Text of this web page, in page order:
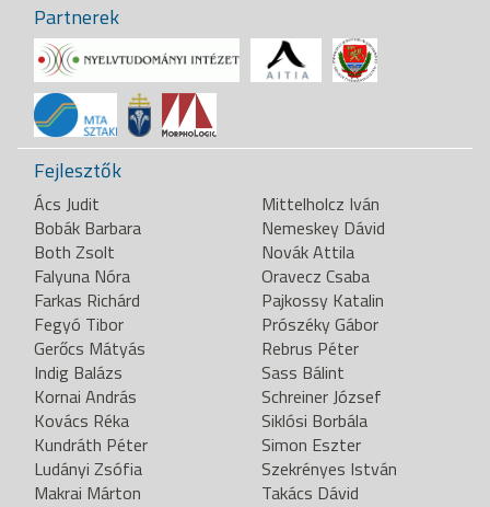
Partnerek
Fejlesztők
Ács Judit
Bobák Barbara
Both Zsolt
Falyuna Nóra
Farkas Richárd
Fegyó Tibor
Gerőcs Mátyás
Indig Balázs
Kornai András
Kovács Réka
Kundráth Péter
Ludányi Zsófia
Makrai Márton
Mittelholcz Iván
Nemeskey Dávid
Novák Attila
Oravecz Csaba
Pajkossy Katalin
Prószéky Gábor
Rebrus Péter
Sass Bálint
Schreiner József
Siklósi Borbála
Simon Eszter
Szekrényes István
Takács Dávid